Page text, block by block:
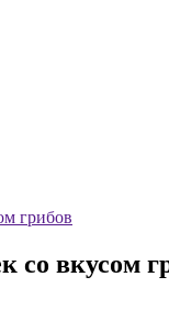
грибов
со вкусом